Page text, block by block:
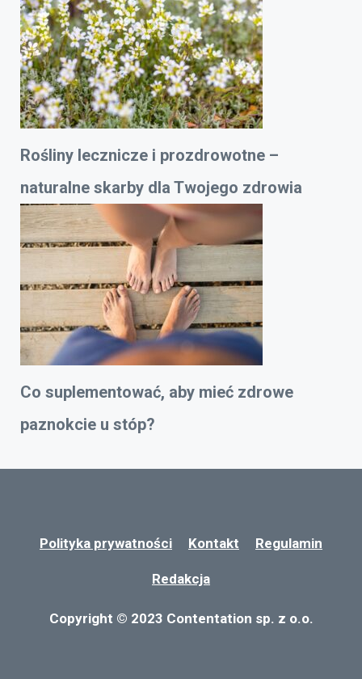
Rośliny lecznicze i prozdrowotne –
naturalne skarby dla Twojego zdrowia
Co suplementować, aby mieć zdrowe
paznokcie u stóp?
Polityka prywatności Kontakt Regulamin
Redakcja
Copyright © 2023 Contentation sp. z o.o.